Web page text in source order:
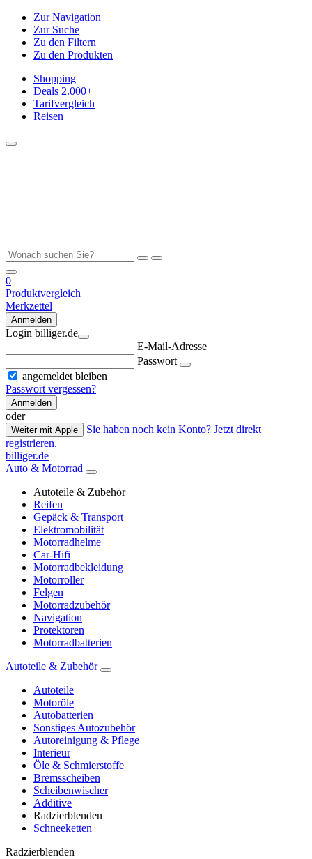
Zur Navigation
Zur Suche
Zu den Filtern
Zu den Produkten
Shopping
Deals 2.000+
Tarifvergleich
Reisen
0
Produktvergleich
Merkzettel
Anmelden
Login billiger.de
E-Mail-Adresse
Passwort
angemeldet bleiben
Passwort vergessen?
Anmelden
oder
Weiter mit Apple
Sie haben noch kein Konto? Jetzt direkt
registrieren.
billiger.de
Auto & Motorrad
Autoteile & Zubehör
Reifen
Gepäck & Transport
Elektromobilität
Motorradhelme
Car-Hifi
Motorradbekleidung
Motorroller
Felgen
Motorradzubehör
Navigation
Protektoren
Motorradbatterien
Autoteile & Zubehör
Autoteile
Motoröle
Autobatterien
Sonstiges Autozubehör
Autoreinigung & Pflege
Interieur
Öle & Schmierstoffe
Bremsscheiben
Scheibenwischer
Additive
Radzierblenden
Schneeketten
Radzierblenden